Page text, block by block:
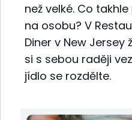
než velké. Co
na osobu? V
Diner v New Jersey
si s sebou raději
jídlo se rozdělte.